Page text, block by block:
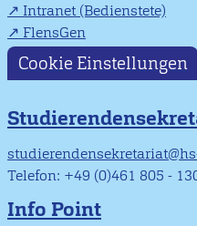
Intranet (Bedienstete)
FlensGen
Cookie Einstellungen
Telefon: +49 (0)461 805 -
Info Point